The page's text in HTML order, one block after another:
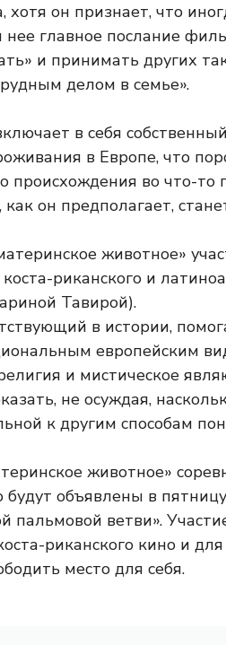
хотя он признает, что
главное послание
и принимать других
делом в семье».
в себя
в Европе, что
происхождения во что-то
он предполагает,
в истории,
европейским
и мистическое
не осуждая,
к другим способам
животное»
будут объявлены в
пальмовой ветви».
риканского кино и
место для себя.